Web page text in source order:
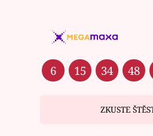
6 15 34 48
ZKUSTE